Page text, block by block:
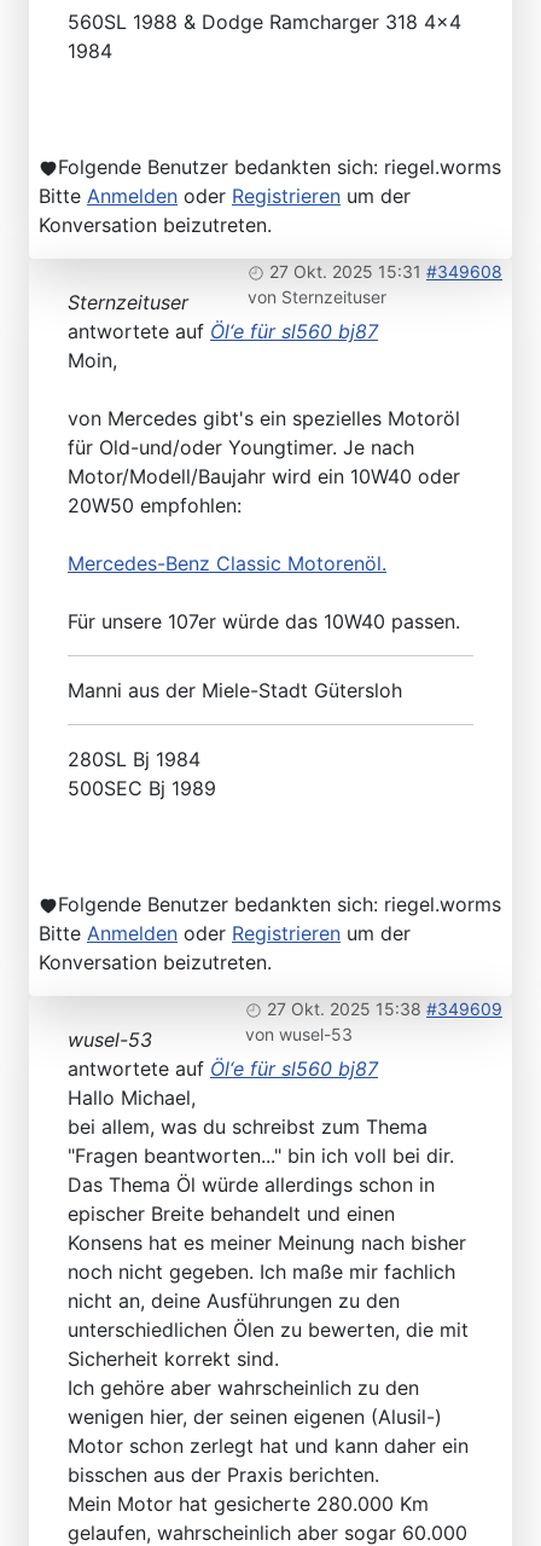
560SL 1988 & Dodge Ramcharger 318 4x4
1984
Folgende Benutzer bedankten sich: riegel.worms
Bitte Anmelden oder Registrieren um der
Konversation beizutreten.
27 Okt. 2025 15:31 #349608
von Sternzeituser
Sternzeituser
antwortete auf Öl‘e für sl560 bj87
Moin,
von Mercedes gibt's ein spezielles Motoröl
für Old-und/oder Youngtimer. Je nach
Motor/Modell/Baujahr wird ein 10W40 oder
20W50 empfohlen:
Mercedes-Benz Classic Motorenöl.
Für unsere 107er würde das 10W40 passen.
Manni aus der Miele-Stadt Gütersloh
280SL Bj 1984
500SEC Bj 1989
Folgende Benutzer bedankten sich: riegel.worms
Bitte Anmelden oder Registrieren um der
Konversation beizutreten.
27 Okt. 2025 15:38 #349609
von wusel-53
wusel-53
antwortete auf Öl‘e für sl560 bj87
Hallo Michael,
bei allem, was du schreibst zum Thema
"Fragen beantworten..." bin ich voll bei dir.
Das Thema Öl würde allerdings schon in
epischer Breite behandelt und einen
Konsens hat es meiner Meinung nach bisher
noch nicht gegeben. Ich maße mir fachlich
nicht an, deine Ausführungen zu den
unterschiedlichen Ölen zu bewerten, die mit
Sicherheit korrekt sind.
Ich gehöre aber wahrscheinlich zu den
wenigen hier, der seinen eigenen (Alusil-)
Motor schon zerlegt hat und kann daher ein
bisschen aus der Praxis berichten.
Mein Motor hat gesicherte 280.000 Km
gelaufen, wahrscheinlich aber sogar 60.000